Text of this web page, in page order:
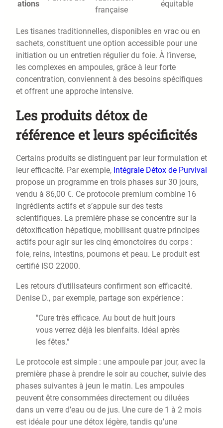
ations
française
équitable
Les tisanes traditionnelles, disponibles en vrac ou en
sachets, constituent une option accessible pour une
initiation ou un entretien régulier du foie. À l’inverse,
les complexes en ampoules, grâce à leur forte
concentration, conviennent à des besoins spécifiques
et offrent une approche intensive.
Les produits détox de
référence et leurs spécificités
Certains produits se distinguent par leur formulation et
leur efficacité. Par exemple, Intégrale Détox de Purvival
propose un programme en trois phases sur 30 jours,
vendu à 86,00 €. Ce protocole premium combine 16
ingrédients actifs et s’appuie sur des tests
scientifiques. La première phase se concentre sur la
détoxification hépatique, mobilisant quatre principes
actifs pour agir sur les cinq émonctoires du corps :
foie, reins, intestins, poumons et peau. Le produit est
certifié ISO 22000.
Les retours d’utilisateurs confirment son efficacité.
Denise D., par exemple, partage son expérience :
"Cure très efficace. Au bout de huit jours
vous verrez déjà les bienfaits. Idéal après
les fêtes."
Le protocole est simple : une ampoule par jour, avec la
première phase à prendre le soir au coucher, suivie des
phases suivantes à jeun le matin. Les ampoules
peuvent être consommées directement ou diluées
dans un verre d’eau ou de jus. Une cure de 1 à 2 mois
est idéale pour une détox légère, tandis qu’une